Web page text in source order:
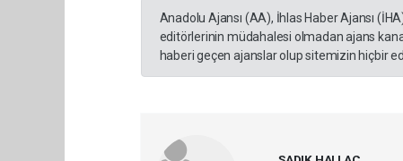
Anadolu Ajansı (AA), İhlas Haber Ajansı
editörlerinin müdahalesi olmadan ajans
haberi geçen ajanslar olup sitemizin hiçbir